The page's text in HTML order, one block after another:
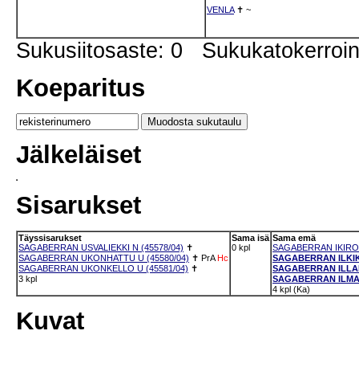
VENLA✝ ~
Sukusiitosaste: 0
Koeparitus
Jälkeläiset
Sisarukset
Täyssisarukset
SAGABERRAN USVALIEKKI N (45578/04) ✝
SAGABERRAN UKONHATTU U (45580/04) ✝ PrA Hc
SAGABERRAN UKONKELLO U (45581/04) ✝
3 kpl
Sama isä
0 kpl
Sama emä
SAGABERRAN
SAGABERRAN
SAGABERRAN
SAGABERRAN
4 kpl (Ka)
Kuvat